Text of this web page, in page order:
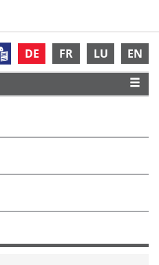
DE FR LU EN